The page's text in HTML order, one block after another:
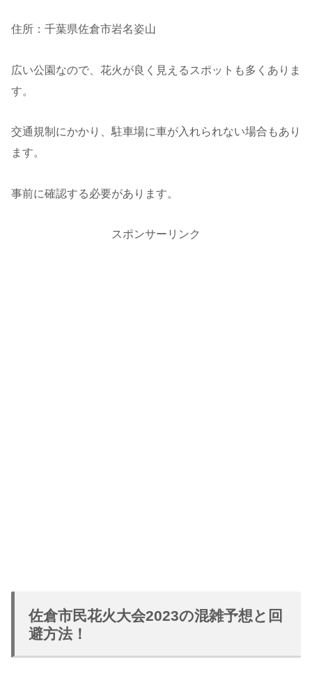
住所：千葉県佐倉市岩名姿山
広い公園なので、花火が良く見えるスポットも多くありま
す。
交通規制にかかり、駐車場に車が入れられない場合もあり
ます。
事前に確認する必要があります。
スポンサーリンク
佐倉市民花火大会2023の混雑予想と回
避方法！